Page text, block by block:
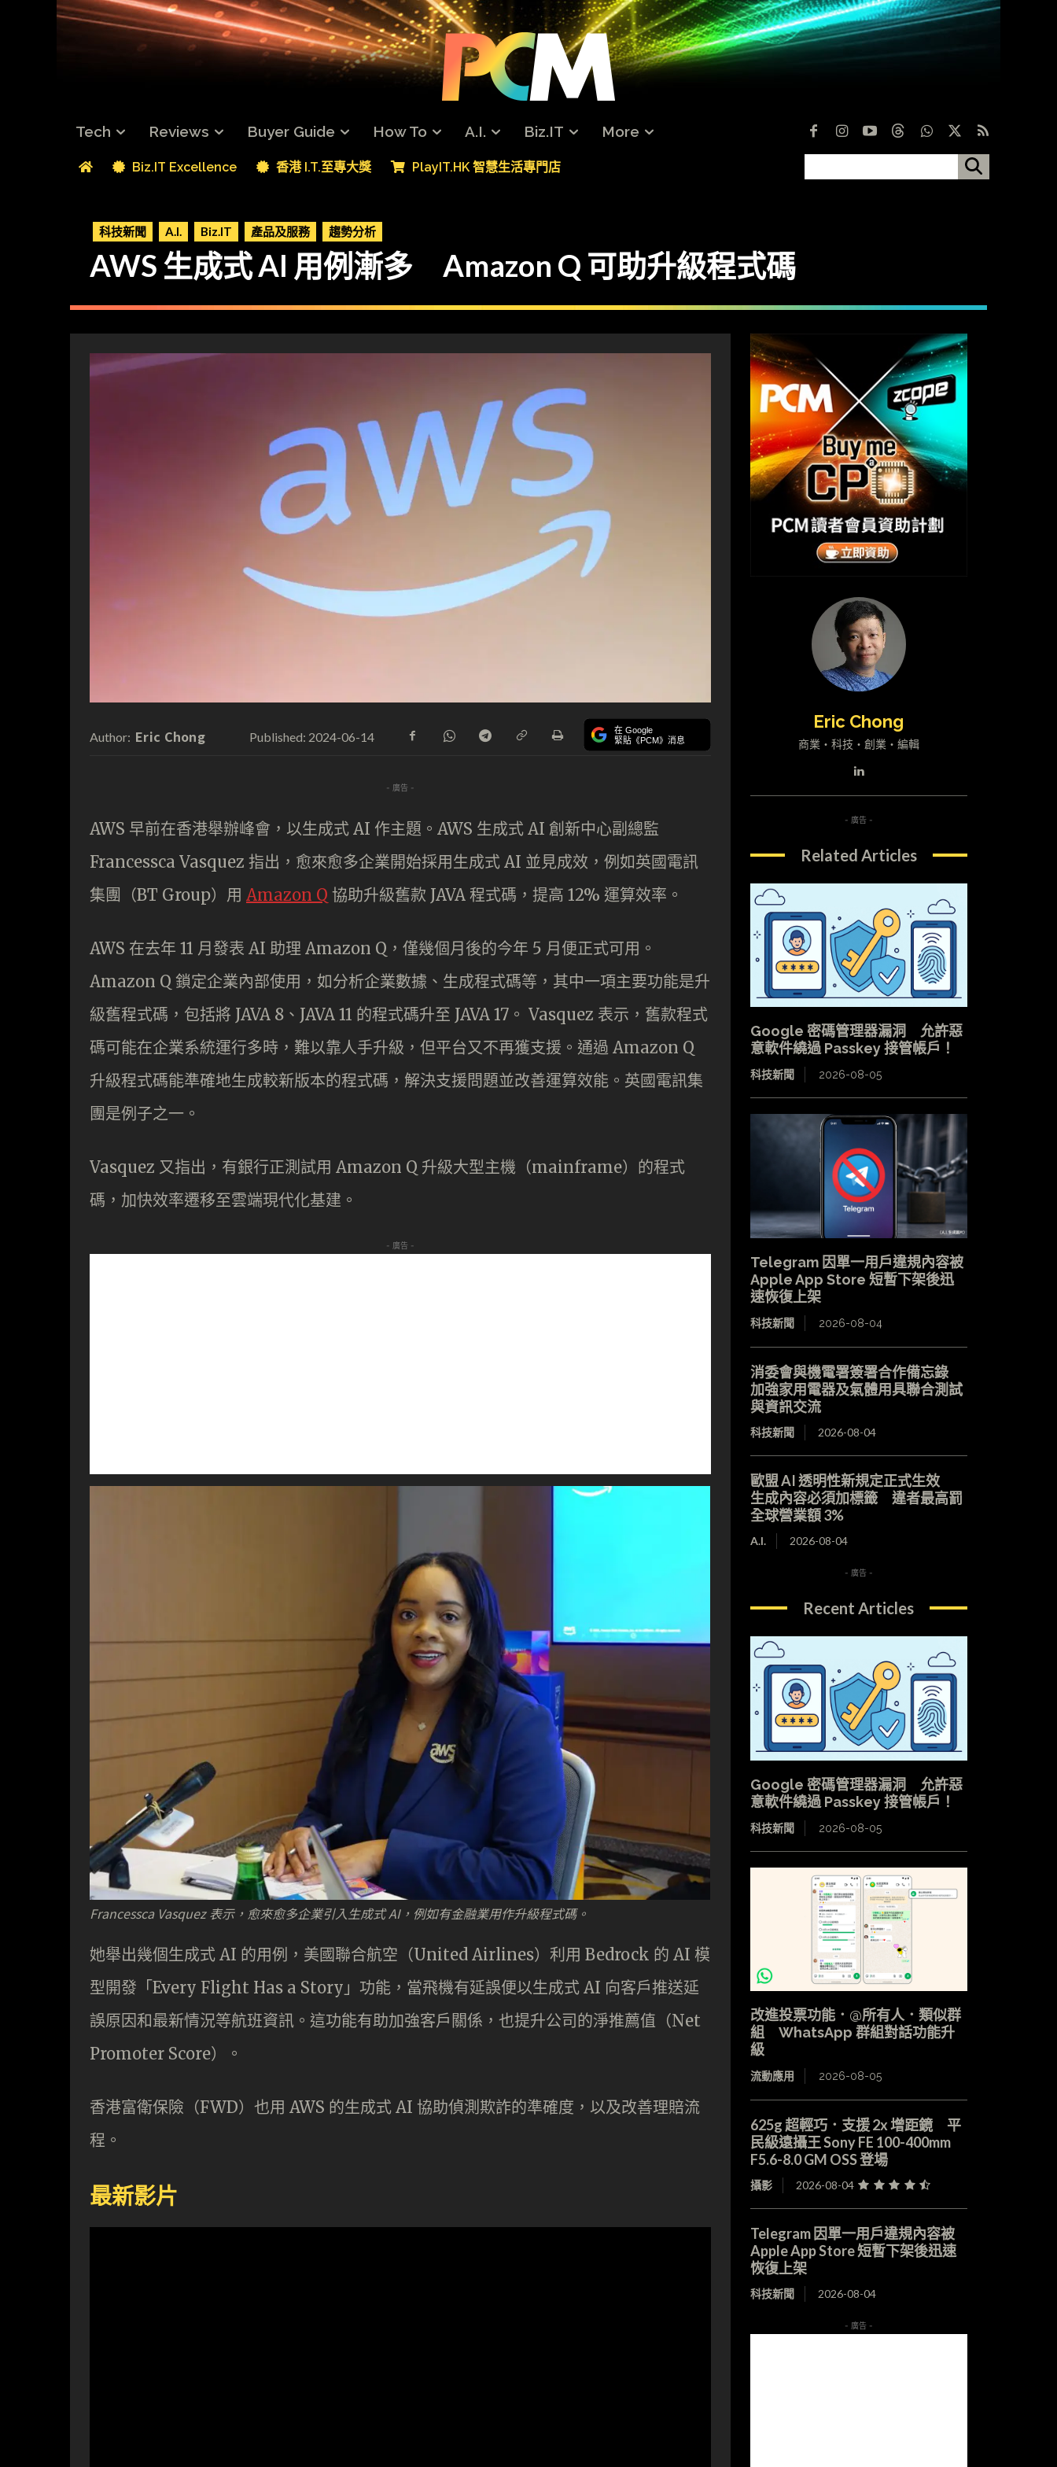
Tech Reviews Buyer Guide How To A.I. Biz.IT More
Biz.IT Excellence 香港 I.T.至專大獎 PlayIT.HK 智慧生活專門店
科技新聞 A.I. Biz.IT 產品及服務 趨勢分析
AWS 生成式 AI 用例漸多 Amazon Q 可助升級程式碼
Author: Eric Chong Published: 2024-06-14 在 Google
緊貼《PCM》消息
- 廣告 -
AWS 早前在香港舉辦峰會，以生成式 AI 作主題。AWS 生成式 AI 創新中心副總監
Francessca Vasquez 指出，愈來愈多企業開始採用生成式 AI 並見成效，例如英國電訊
集團（BT Group）用 Amazon Q 協助升級舊款 JAVA 程式碼，提高 12% 運算效率。
AWS 在去年 11 月發表 AI 助理 Amazon Q，僅幾個月後的今年 5 月便正式可用。
Amazon Q 鎖定企業內部使用，如分析企業數據、生成程式碼等，其中一項主要功能是升
級舊程式碼，包括將 JAVA 8、JAVA 11 的程式碼升至 JAVA 17。 Vasquez 表示，舊款程式
碼可能在企業系統運行多時，難以靠人手升級，但平台又不再獲支援。通過 Amazon Q
升級程式碼能準確地生成較新版本的程式碼，解決支援問題並改善運算效能。英國電訊集
團是例子之一。
Vasquez 又指出，有銀行正測試用 Amazon Q 升級大型主機（mainframe）的程式
碼，加快效率遷移至雲端現代化基建。
- 廣告 -
Francessca Vasquez 表示，愈來愈多企業引入生成式 AI，例如有金融業用作升級程式碼。
她舉出幾個生成式 AI 的用例，美國聯合航空（United Airlines）利用 Bedrock 的 AI 模
型開發「Every Flight Has a Story」功能，當飛機有延誤便以生成式 AI 向客戶推送延
誤原因和最新情況等航班資訊。這功能有助加強客戶關係，也提升公司的淨推薦值（Net
Promoter Score）。
香港富衛保險（FWD）也用 AWS 的生成式 AI 協助偵測欺詐的準確度，以及改善理賠流
程。
最新影片
Eric Chong
商業・科技・創業・編輯
- 廣告 -
Related Articles
Google 密碼管理器漏洞 允許惡
意軟件繞過 Passkey 接管帳戶！
科技新聞 2026-08-05
Telegram 因單一用戶違規內容被
Apple App Store 短暫下架後迅
速恢復上架
科技新聞 2026-08-04
消委會與機電署簽署合作備忘錄
加強家用電器及氣體用具聯合測試
與資訊交流
科技新聞 2026-08-04
歐盟 AI 透明性新規定正式生效
生成內容必須加標籤 違者最高罰
全球營業額 3%
A.I. 2026-08-04
- 廣告 -
Recent Articles
Google 密碼管理器漏洞 允許惡
意軟件繞過 Passkey 接管帳戶！
科技新聞 2026-08-05
改進投票功能．@所有人．類似群
組 WhatsApp 群組對話功能升
級
流動應用 2026-08-05
625g 超輕巧．支援 2x 增距鏡 平
民級遠攝王 Sony FE 100-400mm
F5.6-8.0 GM OSS 登場
攝影 2026-08-04
Telegram 因單一用戶違規內容被
Apple App Store 短暫下架後迅速
恢復上架
科技新聞 2026-08-04
- 廣告 -